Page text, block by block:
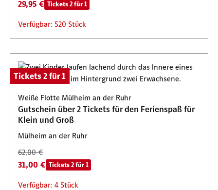
29,95 € Tickets 2 für 1
Verfügbar: 520 Stück
Tickets 2 für 1
Weiße Flotte Mülheim an der Ruhr
Gutschein über 2 Tickets für den Ferienspaß für
Klein und Groß
Mülheim an der Ruhr
62,00 €
31,00 € Tickets 2 für 1
Verfügbar: 4 Stück